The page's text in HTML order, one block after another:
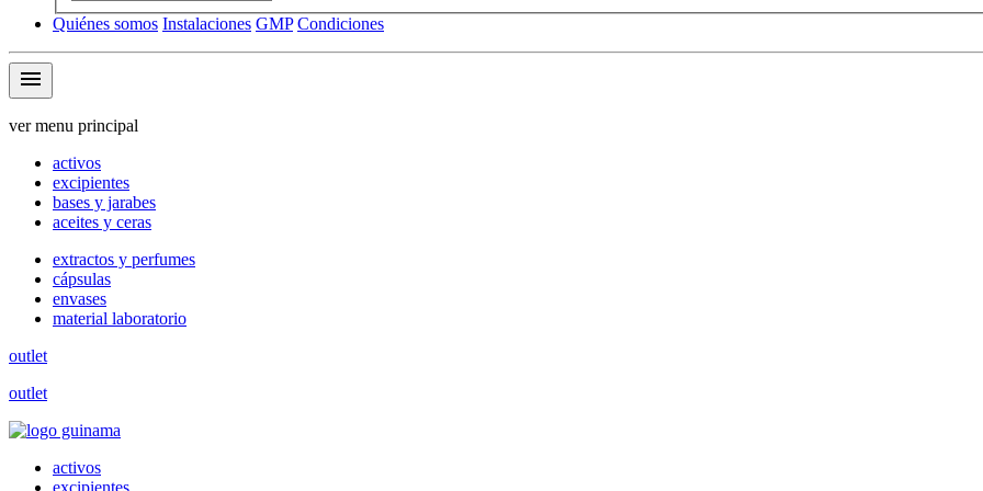
Quiénes somos Instalaciones GMP Condiciones
menu
ver menu principal
activos
excipientes
bases y jarabes
aceites y ceras
extractos y perfumes
cápsulas
envases
material laboratorio
outlet
outlet
activos
excipientes